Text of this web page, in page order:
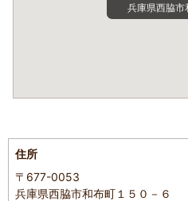
兵庫県西脇市
住所
〒677-0053
兵庫県西脇市和布町１５０－６